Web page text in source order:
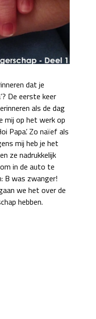
dat je
De eerste keer
als de dag
mij op het werk op
Papa’. Zo naïef als
mij heb je het
ze nadrukkelijk
in de auto te
B was zwanger!
we het over de
hebben.